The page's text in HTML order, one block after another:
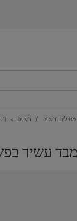
מעילים וז'קטים ז'קטים
עשיר